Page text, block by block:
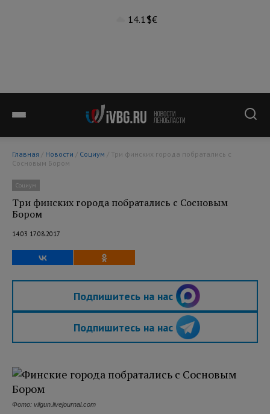
14.1°$€
Главная / Новости / Социум
Сосновым Бором
Социум
Три финских города побратались с Сосновым
Бором
14:03 17.08.2017
Подпишитесь на нас
Подпишитесь на нас
Фото: vilgun.livejournal.com